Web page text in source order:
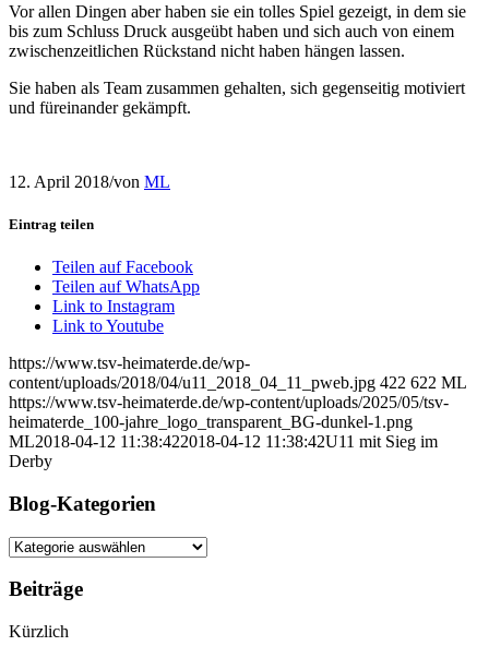
Vor allen Dingen aber haben sie ein tolles Spiel gezeigt, in dem sie
bis zum Schluss Druck ausgeübt haben und sich auch von einem
zwischenzeitlichen Rückstand nicht haben hängen lassen.
Sie haben als Team zusammen gehalten, sich gegenseitig motiviert
und füreinander gekämpft.
12. April 2018/von ML
Eintrag teilen
Teilen auf Facebook
Teilen auf WhatsApp
Link to Instagram
Link to Youtube
https://www.tsv-heimaterde.de/wp-
content/uploads/2018/04/u11_2018_04_11_pweb.jpg 422 622 ML
https://www.tsv-heimaterde.de/wp-content/uploads/2025/05/tsv-
heimaterde_100-jahre_logo_transparent_BG-dunkel-1.png
ML2018-04-12 11:38:422018-04-12 11:38:42U11 mit Sieg im
Derby
Blog-Kategorien
Blog-
Beiträge
Kürzlich